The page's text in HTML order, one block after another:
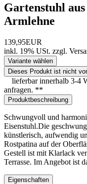
Gartenstuhl
Armlehne
139,95EUR
inkl. 19% USt. zzgl.
Variante wählen
Dieses Produkt ist nicht
lieferbar innerhalb 3-4
anfragen. **
Produktbeschreibung
Schwungvoll und
Eisenstuhl.Die
künstlerisch, aufwendig
Rostpatina auf der
Gestell ist mit Klarlack
Terrasse. Im Angebot ist
Eigenschaften